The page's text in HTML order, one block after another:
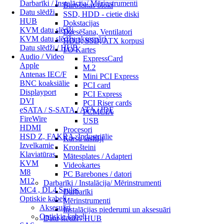
Darbarīki / Instalācija/ Mērinstrumenti
Datu slēdži
HUB
KVM datu slēdži
KVM datu slēdžu aksesuāri
Datu slēdži / HUB
Audio / Video
Apple
Antenas IEC/F
BNC koaksiālie
Displayport
DVI
eSATA / S-SATA / ATA / IDE
FireWire
HDMI
HSD Z, FAKRA, Industriālie
Izvelkamie
Klaviatūras
KVM
M8
M12
MC4 , DL4 Saules
Optiskie kabeļi
Aksesuāri
Optiskie kabeļi
Barošanas bloki
SSD, HDD - cietie diski
Dokstacijas
Dzesēšana, Ventilatori
HDD, SSD, ATX korpusi
I/O Kartes
ExpressCard
M.2
Mini PCI Express
PCI card
PCI Express
PCI Riser cards
PCMCIA
USB
Procesori
Karšu lasītāji
Kronšteini
Mātesplates / Adapteri
Videokartes
PC Barebones / datori
Darbarīki / Instalācija/ Mērinstrumenti
Darbarīki
Mērinstrumenti
Instalācijas piederumi un aksesuāri
Datu slēdži / HUB